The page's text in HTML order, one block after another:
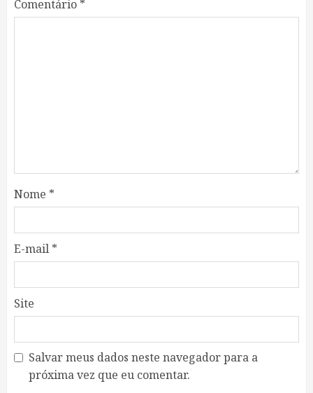
Comentário *
Nome *
E-mail *
Site
Salvar meus dados neste navegador para a
próxima vez que eu comentar.